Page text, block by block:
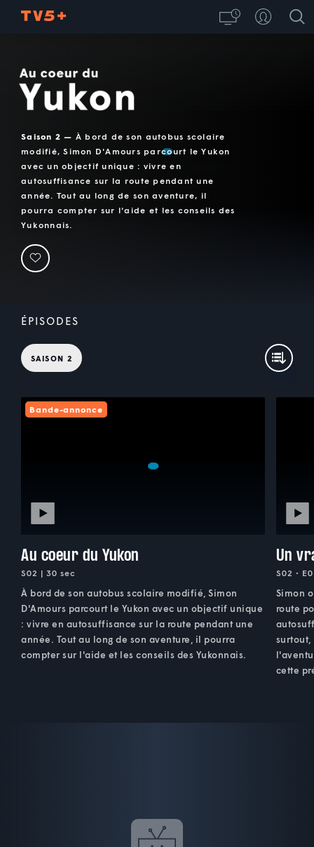
Saison 2 — À bord de son autobus scolaire
modifié, Simon D'Amours parcourt le Yukon
avec un objectif unique : vivre en
autosuffisance sur la route pendant une
année. Tout au long de son aventure, il
pourra compter sur l'aide et les conseils des
Yukonnais.
ÉPISODES
SAISON 2
Bande-annonce
Au coeur du Yukon
S02 | 30 sec
À bord de son autobus scolaire modifié, Simon
D'Amours parcourt le Yukon avec un objectif unique
: vivre en autosuffisance sur la route pendant une
année. Tout au long de son aventure, il pourra
compter sur l'aide et les conseils des Yukonnais.
Un
S02 •
Simon
route
surtout,
cette